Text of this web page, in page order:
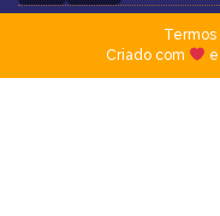
Termos|
Criado com
e